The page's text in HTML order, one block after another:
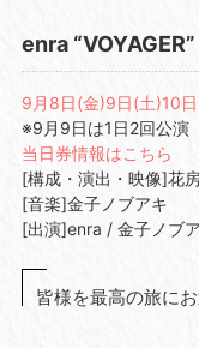
enra “VOYAGER”
9月8日(金)9日(土)10
※9月9日は1日2回公演
当日券情報はこちら
[構成・演出・映像]花
[音楽]金子ノブアキ
[出演]enra / 金子ノブ
皆様を最高の旅に